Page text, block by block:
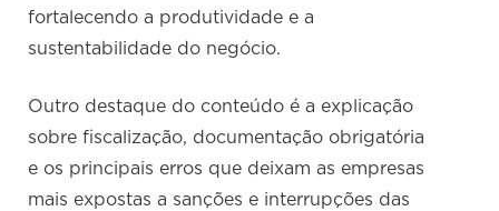
fortalecendo a produtividade e a
sustentabilidade do negócio.
Outro destaque do conteúdo é a explicação
sobre fiscalização, documentação obrigatória
e os principais erros que deixam as empresas
mais expostas a sanções e interrupções das